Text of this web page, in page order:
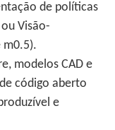
de políticas
Visão-
m0.5).
modelos CAD e
código aberto
e